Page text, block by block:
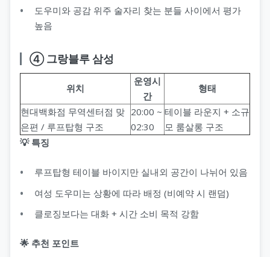
도우미와 공감 위주 술자리 찾는 분들 사이에서 평가
높음
④ 그랑블루 삼성
위치
운영시
간
형태
현대백화점 무역센터점 맞
은편 / 루프탑형 구조
20:00 ~
02:30
테이블 라운지 + 소규
모 룸살롱 구조
💡 특징
루프탑형 테이블 바이지만 실내외 공간이 나뉘어 있음
여성 도우미는 상황에 따라 배정 (비예약 시 랜덤)
클로징보다는 대화 + 시간 소비 목적 강함
🌟 추천 포인트